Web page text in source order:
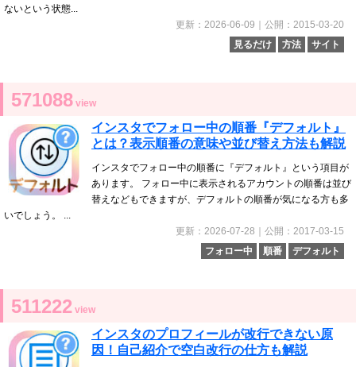
ないという状態...
更新：2026-06-09｜公開：2015-03-20
見るだけ
方法 サイト
571088 view
インスタでフォロー中の順番『デフォルト』
とは？表示順番の意味や並び替え方法も解説
インスタでフォロー中の順番に『デフォルト』という項目が
あります。 フォロー中に表示されるアカウントの順番は並び
替えなどもできますが、デフォルトの順番が気になる方も多
いでしょう。 ...
更新：2026-07-28｜公開：2017-03-15
フォロー中
順番 デフォルト
511222 view
インスタのプロフィールが改行できない原
因！自己紹介で空白改行の仕方も解説